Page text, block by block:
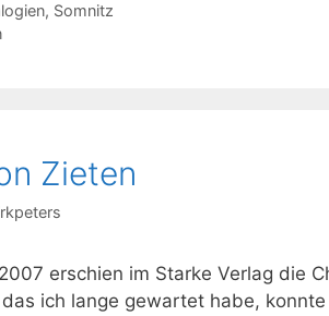
, Somnitz
Zieten
erschien im Starke Verlag die
ich lange gewartet habe,